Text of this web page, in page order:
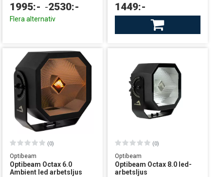
1995:- -2530:-
Flera alternativ
1449:-
Finns i lager
leverans från Sverige
Optibeam
Optibeam Octax 6.0
Ambient led arbetsljus
(0)
Optibeam
Optibeam Octax 8.0 led-
arbetsljus
(0)